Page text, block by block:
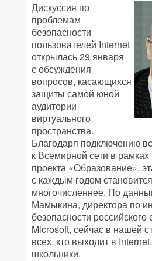
Дискуссия по
проблемам
безопасности
пользователей Internet
открылась 29 января
с обсуждения
вопросов, касающихся
защиты самой юной
аудитории
виртуального
пространства.
Благодаря подключению
к Всемирной сети в
проекта «Образование»,
с каждым годом
многочисленнее. По
Мамыкина, директора по
безопасности российского
Microsoft, сейчас в нашей
всех, кто выходит в
школьники.